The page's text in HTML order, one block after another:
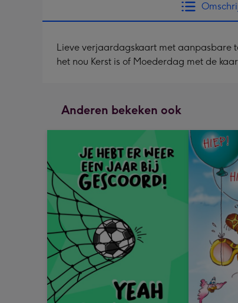
Lieve verjaardagskaart met aanpasbare
het nou Kerst is of Moederdag met de
Anderen bekeken ook